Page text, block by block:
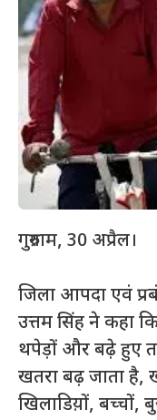
गुरुग्राम, 30 अप्रैल।
जिला आपदा एवं
उत्तम सिंह ने कहा
थपेड़ों और बढ़े हुए
खतरा बढ़ जाता है,
खिलाडिय़ों, बच्चों,